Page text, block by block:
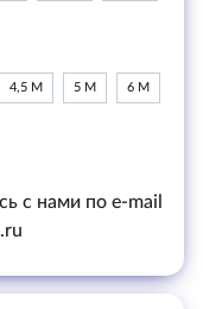
4,5 М 5 М 6 М
с нами по e-mail